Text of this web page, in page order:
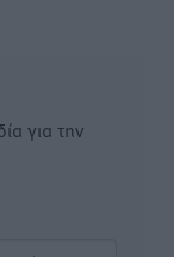
για την